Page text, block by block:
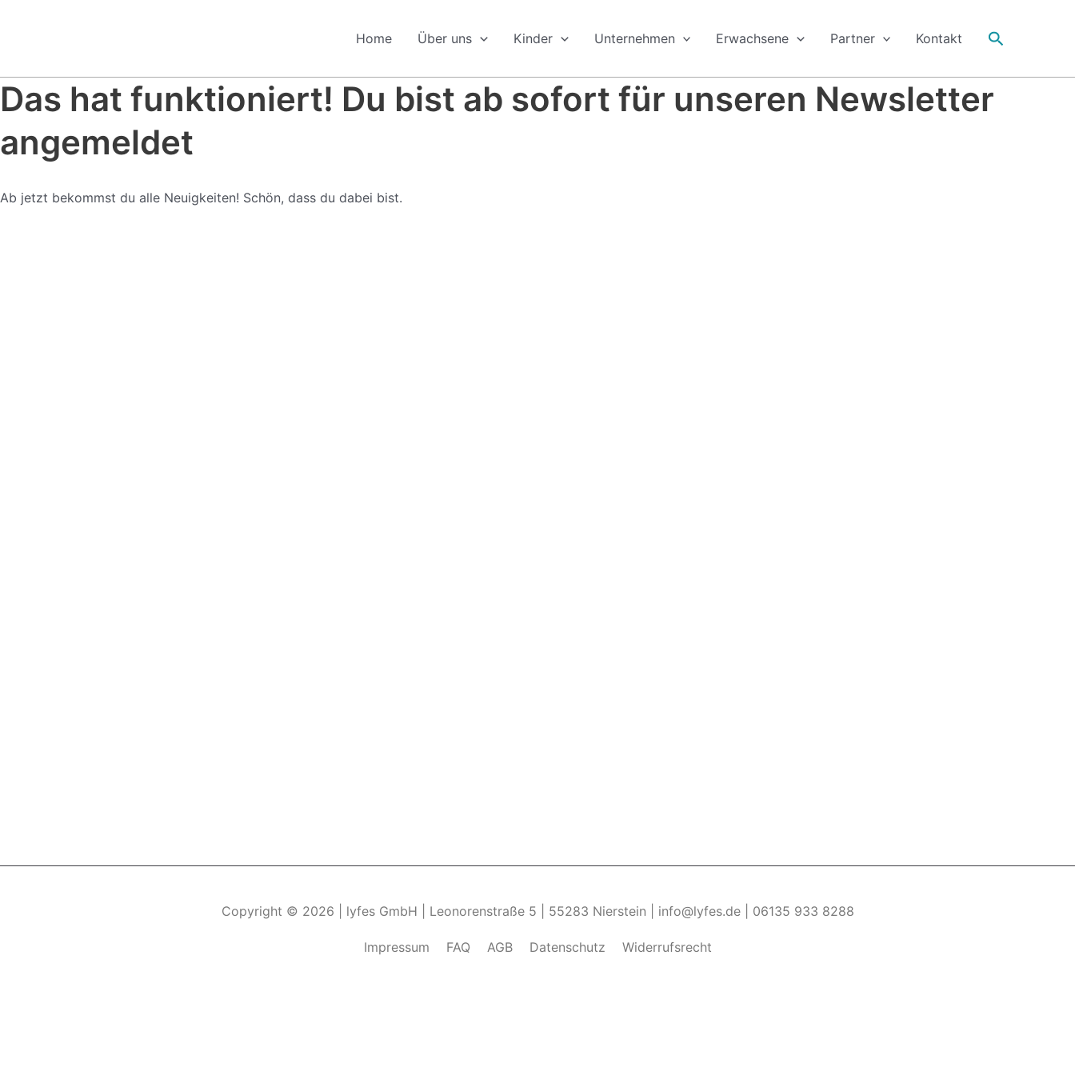
Home Über uns Kinder Unternehmen Erwachsene Partner Kontakt Suche
Das hat funktioniert! Du bist ab sofort für unseren Newsletter
angemeldet
Ab jetzt bekommst du alle Neuigkeiten! Schön, dass du dabei bist.
Copyright © 2026 | lyfes GmbH | Leonorenstraße 5 | 55283 Nierstein | info@lyfes.de | 06135 933 8288
Impressum FAQ AGB Datenschutz Widerrufsrecht